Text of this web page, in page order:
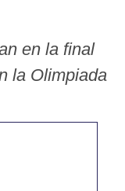
en la final
la Olimpiada